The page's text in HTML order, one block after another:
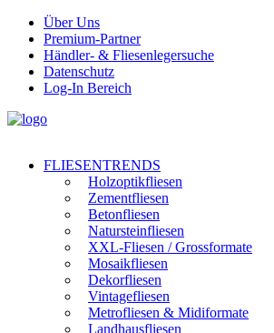
Über Uns
Premium-Partner
Händler- & Fliesenlegersuche
Datenschutz
Log-In Bereich
FLIESENTRENDS
Holzoptikfliesen
Zementfliesen
Betonfliesen
Natursteinfliesen
XXL-Fliesen / Grossformate
Mosaikfliesen
Dekorfliesen
Vintagefliesen
Metrofliesen & Midiformate
Landhausfliesen